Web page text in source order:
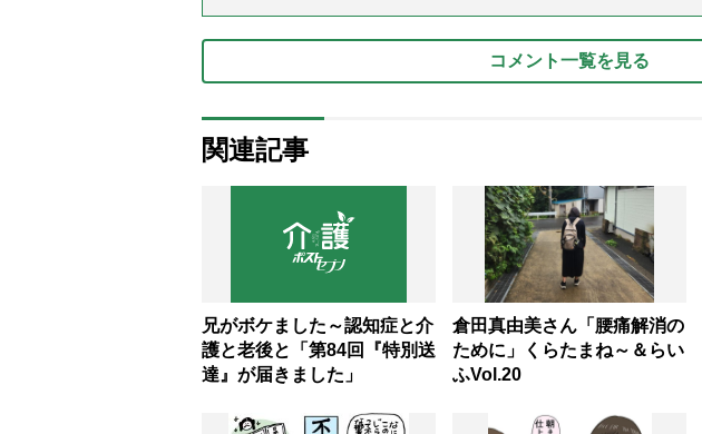
コメント一覧を見る
関連記事
兄がボケました～認知症と介
護と老後と「第84回『特別送
達』が届きました」
倉田真由美さん「腰痛解消の
ために」くらたまね～＆らい
ふVol.20